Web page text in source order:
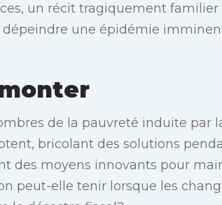
un récit tragiquement familier
une épidémie
de la pauvreté induite par
bricolant des solutions
des moyens innovants pour
peut-elle tenir lorsque les